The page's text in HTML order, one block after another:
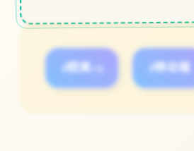
#欧美slg #移动端